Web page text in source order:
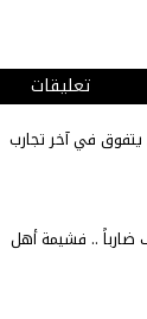
تعليقات
يتفوق في آخر تجارب
ضارباً .. فشيمة أهل